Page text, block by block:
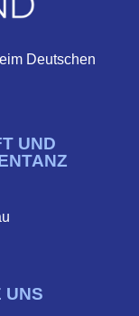
Deutschen
UND
UNS